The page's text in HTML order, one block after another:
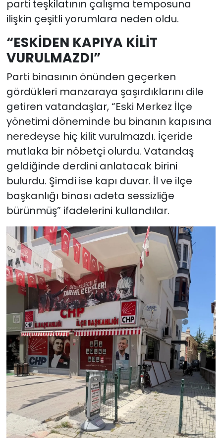
parti teşkilatının çalışma temposuna
ilişkin çeşitli yorumlara neden oldu.
“ESKİDEN KAPIYA KİLİT
VURULMAZDI”
Parti binasının önünden geçerken
gördükleri manzaraya şaşırdıklarını dile
getiren vatandaşlar, “Eski Merkez İlçe
yönetimi döneminde bu binanın kapısına
neredeyse hiç kilit vurulmazdı. İçeride
mutlaka bir nöbetçi olurdu. Vatandaş
geldiğinde derdini anlatacak birini
bulurdu. Şimdi ise kapı duvar. İl ve ilçe
başkanlığı binası adeta sessizliğe
bürünmüş” ifadelerini kullandılar.